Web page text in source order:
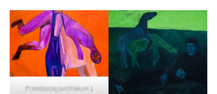
Przeskoczę (archiwum J.